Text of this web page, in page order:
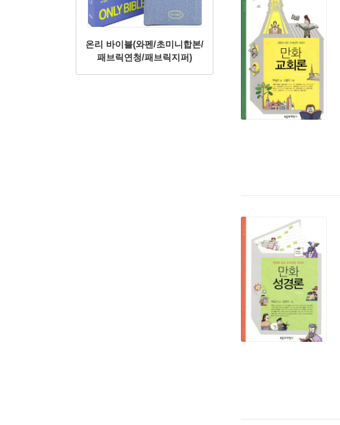
온리 바이블(와펜/초미니합본/
패브릭연청/패브릭지퍼)